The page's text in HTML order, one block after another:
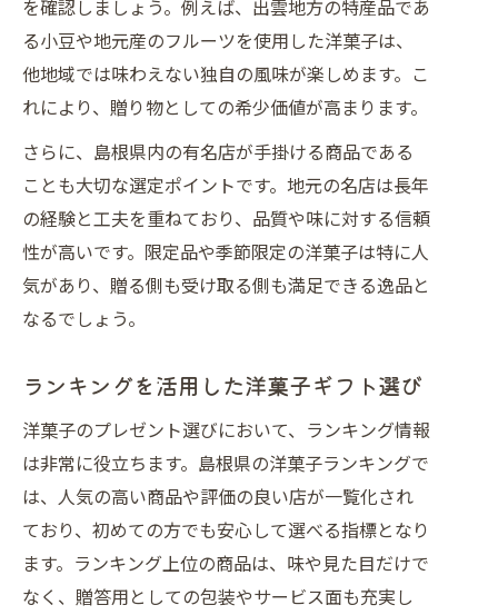
を確認しましょう。例えば、出雲地方の特産品であ
る小豆や地元産のフルーツを使用した洋菓子は、
他地域では味わえない独自の風味が楽しめます。こ
れにより、贈り物としての希少価値が高まります。
さらに、島根県内の有名店が手掛ける商品である
ことも大切な選定ポイントです。地元の名店は長年
の経験と工夫を重ねており、品質や味に対する信頼
性が高いです。限定品や季節限定の洋菓子は特に人
気があり、贈る側も受け取る側も満足できる逸品と
なるでしょう。
ランキングを活用した洋菓子ギフト選び
洋菓子のプレゼント選びにおいて、ランキング情報
は非常に役立ちます。島根県の洋菓子ランキングで
は、人気の高い商品や評価の良い店が一覧化され
ており、初めての方でも安心して選べる指標となり
ます。ランキング上位の商品は、味や見た目だけで
なく、贈答用としての包装やサービス面も充実し